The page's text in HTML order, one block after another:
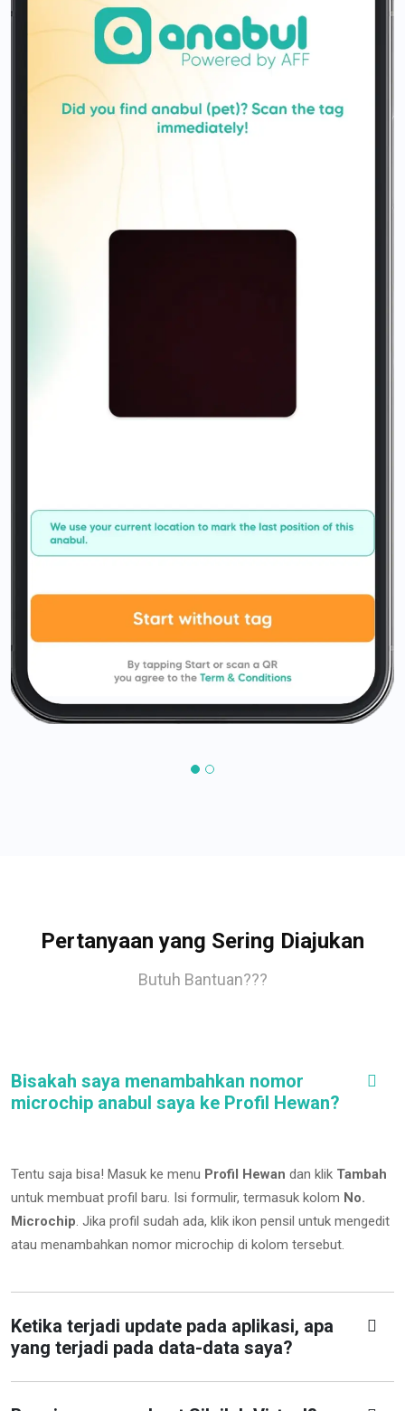
Pertanyaan yang Sering Diajukan
Butuh Bantuan???
Bisakah saya menambahkan nomor
microchip anabul saya ke Profil Hewan?
Tentu saja bisa! Masuk ke menu Profil Hewan dan klik Tambah
untuk membuat profil baru. Isi formulir, termasuk kolom No.
Microchip. Jika profil sudah ada, klik ikon pensil untuk mengedit
atau menambahkan nomor microchip di kolom tersebut.
Ketika terjadi update pada aplikasi, apa
yang terjadi pada data-data saya?